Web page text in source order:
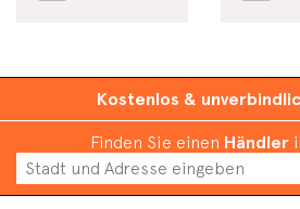
Kostenlos &
Finden Sie einen Händler